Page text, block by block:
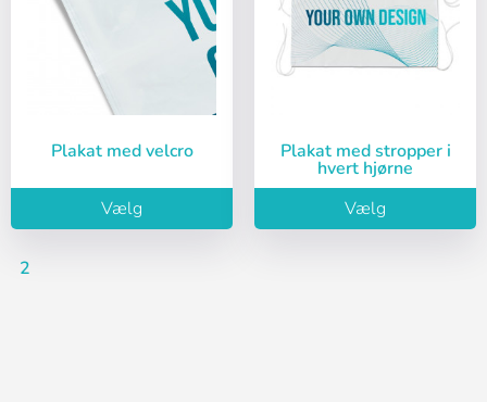
Plakat med velcro
Vælg
Plakat med stropper i
hvert hjørne
Vælg
2